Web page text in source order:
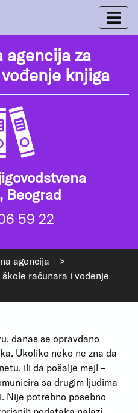
agencija za
knjiga
Beograd
59 22
agencija
>
računara i vođenje
danas se opravdano
Ukoliko neko ne zna da
ili da pošalje mejl –
sa drugim ljudima
Nije potrebno posebno